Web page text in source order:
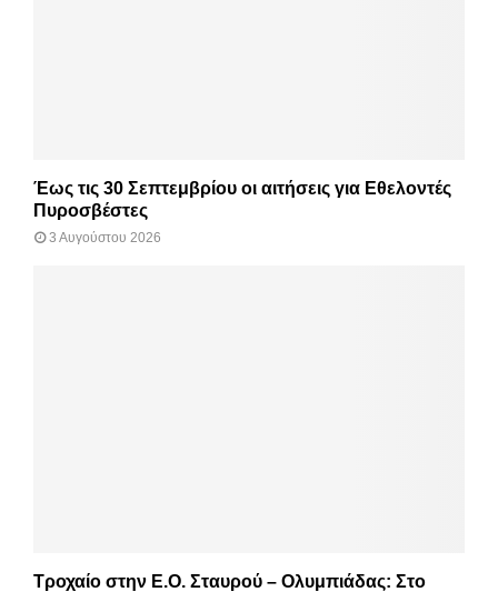
Έως τις 30 Σεπτεμβρίου οι αιτήσεις για Εθελοντές
Πυροσβέστες
3 Αυγούστου 2026
Τροχαίο στην Ε.Ο. Σταυρού – Ολυμπιάδας: Στο